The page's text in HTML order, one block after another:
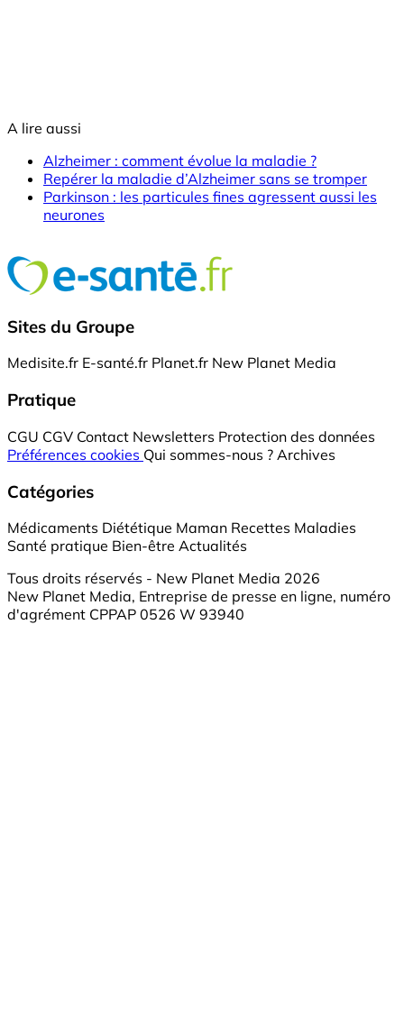
A lire aussi
Alzheimer : comment évolue la maladie ?
Repérer la maladie d’Alzheimer sans se tromper
Parkinson : les particules fines agressent aussi les
neurones
Sites du Groupe
Medisite.fr E-santé.fr Planet.fr New Planet Media
Pratique
CGU CGV Contact Newsletters Protection des données
Préférences cookies Qui sommes-nous ? Archives
Catégories
Médicaments Diététique Maman Recettes Maladies
Santé pratique Bien-être Actualités
Tous droits réservés - New Planet Media 2026
New Planet Media, Entreprise de presse en ligne, numéro
d'agrément CPPAP 0526 W 93940